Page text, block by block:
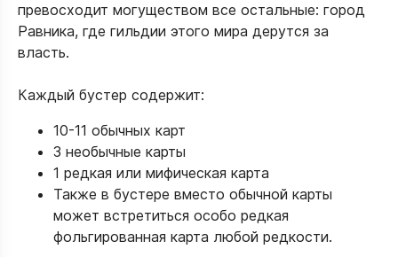
превосходит могуществом все остальные: город
Равника, где гильдии этого мира дерутся за
власть.
Каждый бустер содержит:
10-11 обычных карт
3 необычные карты
1 редкая или мифическая карта
Также в бустере вместо обычной карты
может встретиться особо редкая
фольгированная карта любой редкости.